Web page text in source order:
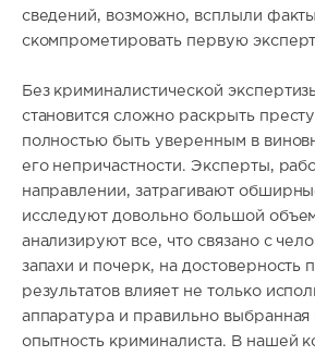
сведений, возможно, всплыли
скомпрометировать первую
Без криминалистической
становится сложно раскрыть
полностью быть уверенным в
его непричастности. Эксперты,
направлении, затрагивают
исследуют довольно большой
анализируют все, что связано с
запахи и почерк, на достоверность
результатов влияет не только
аппаратура и правильно выбранная
опытность криминалиста. В нашей